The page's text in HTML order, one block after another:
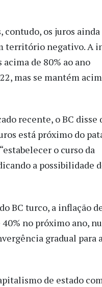
contudo, os juros ainda
território negativo. A
acima de 80% ao ano
mas se mantém
recente, o BC disse
está próximo do
o curso da
a possibilidade
BC turco, a inflação
40% no próximo ano,
gradual para
de estado